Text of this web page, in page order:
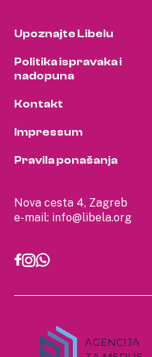
Nova cesta 4, Zagreb
e-mail: info@libela.org
Upoznajte Libelu
Politika ispravaka i
nadopuna
Kontakt
Impressum
Pravila ponašanja